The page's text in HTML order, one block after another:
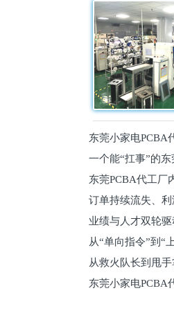
东莞小家电PCBA
员工一个能“扛事”的
东莞PCBA代工
维锁客法则
订单持续流失、
理死穴必须堵住
业绩与人才双轮
从“单向指令”到“
关键从救火队长到甩
东莞小家电PCBA